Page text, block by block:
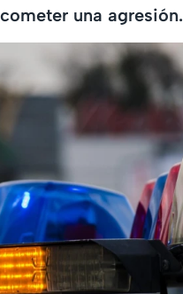
una agresión.